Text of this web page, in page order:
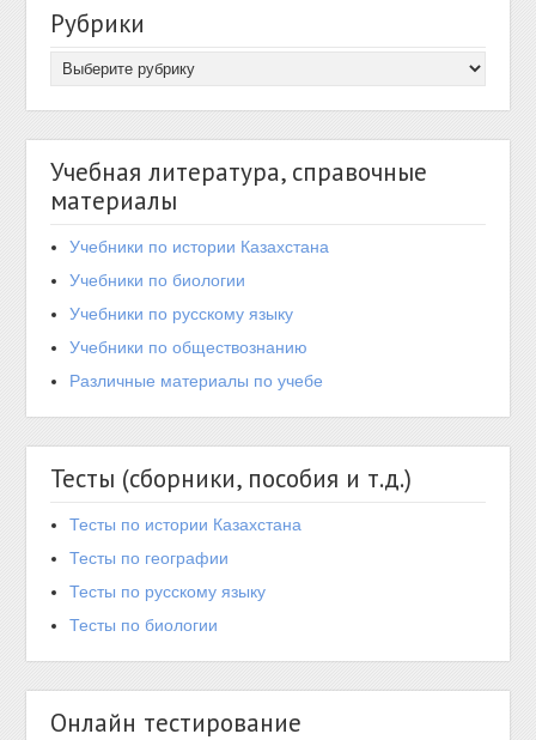
Рубрики
Учебная литература, справочные
материалы
Учебники по истории Казахстана
Учебники по биологии
Учебники по русскому языку
Учебники по обществознанию
Различные материалы по учебе
Тесты (сборники, пособия и т.д.)
Тесты по истории Казахстана
Тесты по географии
Тесты по русскому языку
Тесты по биологии
Онлайн тестирование